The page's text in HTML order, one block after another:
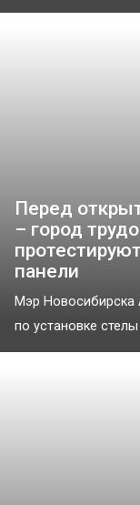
Перед
– город
панели
Мэр Новосибирска
по установке